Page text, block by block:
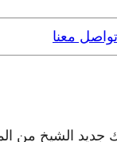
تواصل معنا
جديد الشيخ من